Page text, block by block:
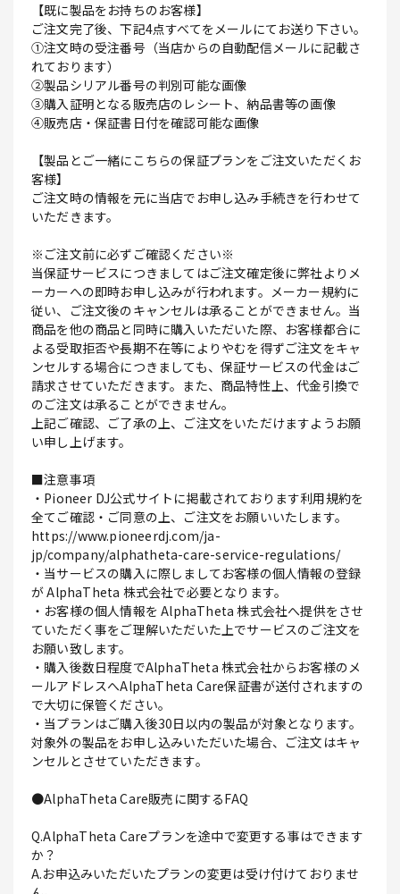
【既に製品をお持ちのお客様】
ご注文完了後、下記4点すべてをメールにてお送り下さい。
①注文時の受注番号（当店からの自動配信メールに記載さ
れております）
②製品シリアル番号の判別可能な画像
③購入証明となる販売店のレシート、納品書等の画像
④販売店・保証書日付を確認可能な画像
【製品とご一緒にこちらの保証プランをご注文いただくお
客様】
ご注文時の情報を元に当店でお申し込み手続きを行わせて
いただきます。
※ご注文前に必ずご確認ください※
当保証サービスにつきましてはご注文確定後に弊社よりメ
ーカーへの即時お申し込みが行われます。メーカー規約に
従い、ご注文後のキャンセルは承ることができません。当
商品を他の商品と同時に購入いただいた際、お客様都合に
よる受取拒否や長期不在等によりやむを得ずご注文をキャ
ンセルする場合につきましても、保証サービスの代金はご
請求させていただきます。また、商品特性上、代金引換で
のご注文は承ることができません。
上記ご確認、ご了承の上、ご注文をいただけますようお願
い申し上げます。
■注意事項
・Pioneer DJ公式サイトに掲載されております利用規約を
全てご確認・ご同意の上、ご注文をお願いいたします。
https://www.pioneerdj.com/ja-
jp/company/alphatheta-care-service-regulations/
・当サービスの購入に際しましてお客様の個人情報の登録
が AlphaTheta 株式会社で必要となります。
・お客様の個人情報を AlphaTheta 株式会社へ提供をさせ
ていただく事をご理解いただいた上でサービスのご注文を
お願い致します。
・購入後数日程度でAlphaTheta 株式会社からお客様のメ
ールアドレスへAlphaTheta Care保証書が送付されますの
で大切に保管ください。
・当プランはご購入後30日以内の製品が対象となります。
対象外の製品をお申し込みいただいた場合、ご注文はキャ
ンセルとさせていただきます。
●AlphaTheta Care販売に関するFAQ
Q.AlphaTheta Careプランを途中で変更する事はできます
か？
A.お申込みいただいたプランの変更は受け付けておりませ